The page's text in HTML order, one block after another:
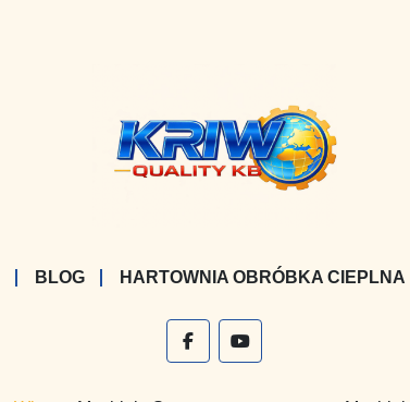
BLOG HARTOWNIA OBRÓBKA CIEPLNA
facebookyoutube